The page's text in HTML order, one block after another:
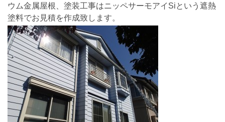
ウム金属屋根、塗装工事はニッペサーモアイSiという遮熱
塗料でお見積を作成致します。